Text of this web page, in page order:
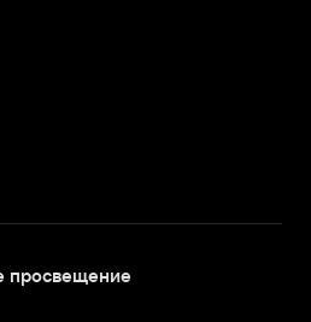
просвещение